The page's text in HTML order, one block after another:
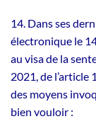
14. Dans ses
électronique le
au visa de la
2021, de l’article
des moyens
bien vouloir :